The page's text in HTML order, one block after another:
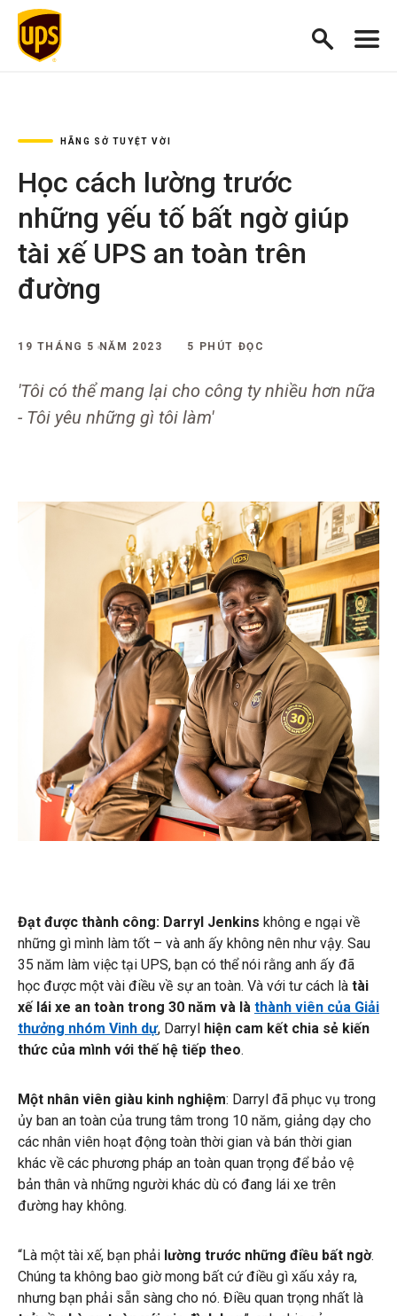
HÃNG SỞ TUYỆT VỜI
Học cách lường trước
những yếu tố bất ngờ giúp
tài xế UPS an toàn trên
đường
19 THÁNG 5 NĂM 2023 5 PHÚT ĐỌC
'Tôi có thể mang lại cho công ty nhiều hơn nữa
- Tôi yêu những gì tôi làm'
Đạt được thành công: Darryl Jenkins không e ngại về
những gì mình làm tốt – và anh ấy không nên như vậy. Sau
35 năm làm việc tại UPS, bạn có thể nói rằng anh ấy đã
học được một vài điều về sự an toàn. Và với tư cách là tài
xế lái xe an toàn trong 30 năm và là thành viên của Giải
thưởng nhóm Vinh dự, Darryl hiện cam kết chia sẻ kiến
thức của mình với thế hệ tiếp theo.
Một nhân viên giàu kinh nghiệm: Darryl đã phục vụ trong
ủy ban an toàn của trung tâm trong 10 năm, giảng dạy cho
các nhân viên hoạt động toàn thời gian và bán thời gian
khác về các phương pháp an toàn quan trọng để bảo vệ
bản thân và những người khác dù có đang lái xe trên
đường hay không.
“Là một tài xế, bạn phải lường trước những điều bất ngờ.
Chúng ta không bao giờ mong bất cứ điều gì xấu xảy ra,
nhưng bạn phải sẵn sàng cho nó. Điều quan trọng nhất là